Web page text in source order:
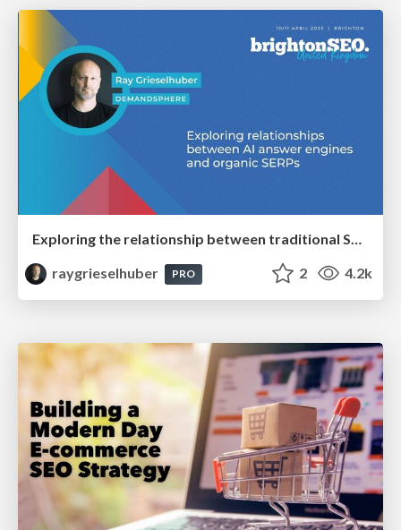
Exploring the relationship between traditional SERPs and Gen AI search
raygrieselhuber
PRO 2 4.2k